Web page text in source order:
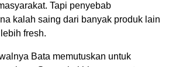
Tapi penyebab
kalah saing dari banyak produk lain
fresh.
Bata memutuskan untuk